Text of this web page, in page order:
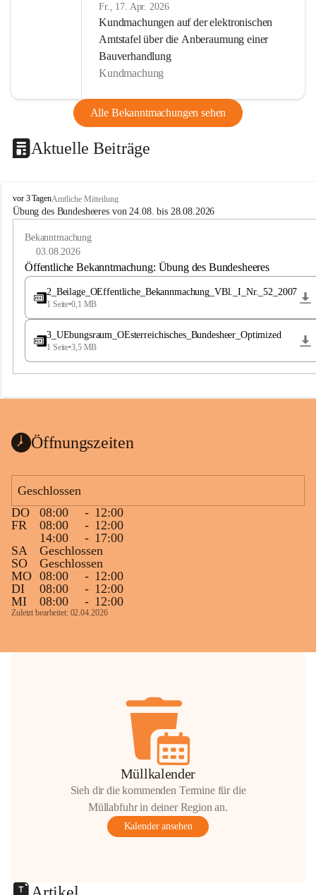
Fr., 17. Apr. 2026
Kundmachungen auf der elektronischen
Amtstafel über die Anberaumung einer
Bauverhandlung
Kundmachung
Alle Bekanntmachungen sehen
Aktuelle Beiträge
B
u
e
a
vor 3 TagenAmtliche Mitteilung
Übung des Bundesheeres von 24.08. bis 28.08.2026
Bekanntmachung
03.08.2026
Öffentliche Bekanntmachung: Übung des Bundesheeres
2_Beilage_OEffentliche_Bekannmachung_VBl._I_Nr._52_2007
1 Seite•0,1 MB
3_UEbungsraum_OEsterreichisches_Bundesheer_Optimized
1 Seite•3,5 MB
Öffnungszeiten
Geschlossen
DO
08:00 - 12:00
FR
08:00 - 12:00
14:00
- 17:00
SA
Geschlossen
SO
Geschlossen
MO 08:00 - 12:00
DI
08:00 - 12:00
MI
08:00 - 12:00
Zuletzt bearbeitet: 02.04.2026
Müllkalender
Sieh dir die kommenden Termine für die
Müllabfuhr in deiner Region an.
Kalender ansehen